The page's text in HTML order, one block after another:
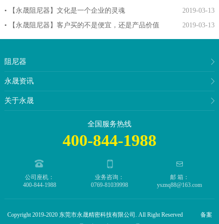
2019-03-13
• 【永晟阻尼器】文化是一个企业的灵魂
2019-03-13
• 【永晟阻尼器】客户买的不是便宜，还是产品价值
阻尼器
永晟资讯
关于永晟
全国服务热线
400-844-1988
公司座机：
400-844-1988
业务咨询：
0769-81039998
邮 箱：
ysznq88@163.com
Copyright 2019-2020 东莞市永晟精密科技有限公司. All Right Reserved 备案